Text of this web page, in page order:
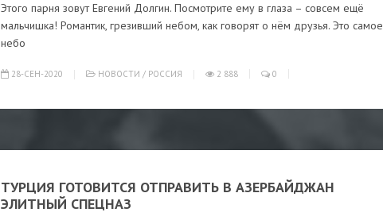
Этого парня зовут Евгений Долгин. Посмотрите ему в глаза – совсем ещё
мальчишка! Романтик, грезивший небом, как говорят о нём друзья. Это самое
небо
28-СЕН-2020 НОВОСТИ / РОССИЯ 2 888 0
ТУРЦИЯ ГОТОВИТСЯ ОТПРАВИТЬ В АЗЕРБАЙДЖАН
ЭЛИТНЫЙ СПЕЦНАЗ